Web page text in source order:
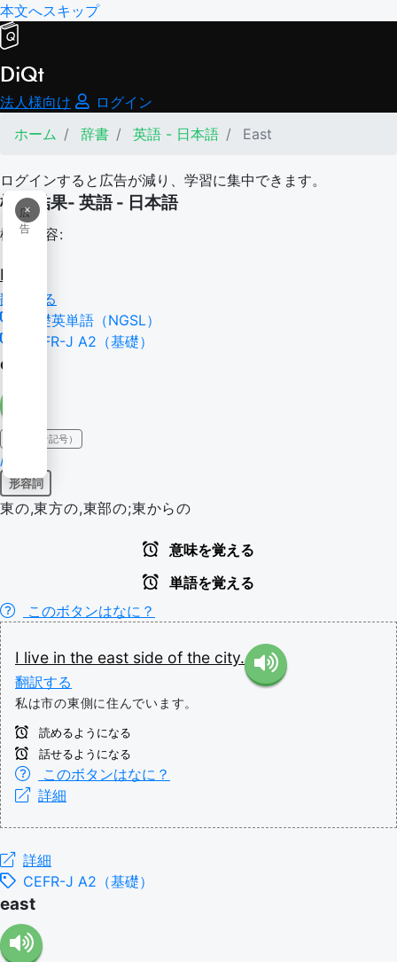
本文へスキップ
DiQt
法人様向け
ログイン
ホーム
辞書 英語 - 日本語 East
ログインすると広告が減り、学習に集中できます。
×
広
告
検索結果- 英語 - 日本語
検索内容:
East
翻訳する
基礎英単語（NGSL）
CEFR-J A2（基礎）
east
IPA（発音記号）
/i:st/
形容詞
東の,東方の,東部の;東からの
意味を覚える
単語を覚える
このボタンはなに？
I live in the east side of the city.
翻訳する
私は市の東側に住んでいます。
読めるようになる
話せるようになる
このボタンはなに？
詳細
詳細
CEFR-J A2（基礎）
east